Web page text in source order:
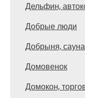
Дельфин,
Добрые люди
Добрыня, сауна
Домовенок
Домокон,